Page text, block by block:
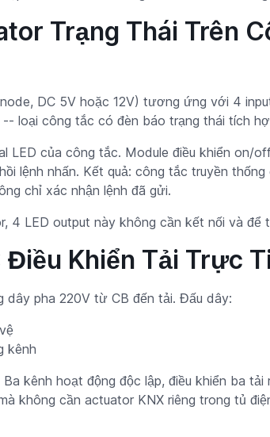
Trạng Thái Trên
DC 5V hoặc 12V) tương ứng với 4
loại công tắc có đèn báo trạng thái tích
LED của công tắc. Module điều khiển on/
lệnh nhấn. Kết quả: công tắc truyền
chỉ xác nhận lệnh đã gửi.
4 LED output này không cần kết nối và để
Khiển Tải Trực
dây pha 220V từ CB đến tải. Đấu dây:
kênh
kênh hoạt động độc lập, điều khiển ba
không cần actuator KNX riêng trong tủ